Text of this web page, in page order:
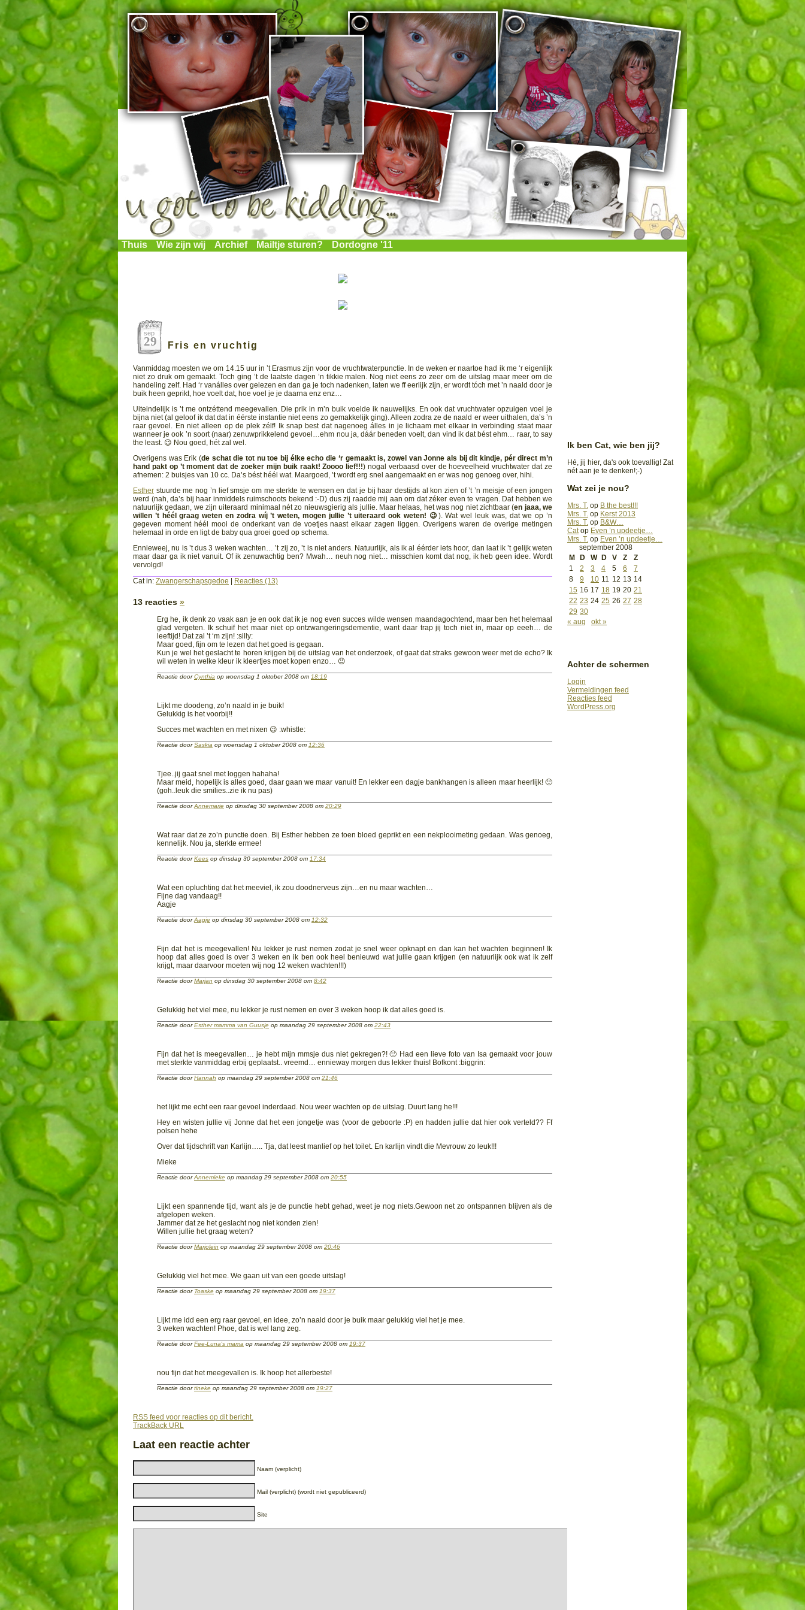
Thuis Wie zijn wij Archief Mailtje sturen? Dordogne '11
sep
29 Fris en vruchtig
Vanmiddag moesten we om 14.15 uur in ’t Erasmus zijn voor de vruchtwaterpunctie. In de weken er naartoe had ik me ‘r eigenlijk
niet zo druk om gemaakt. Toch ging ’t de laatste dagen ’n tikkie malen. Nog niet eens zo zeer om de uitslag maar meer om de
handeling zelf. Had ‘r vanálles over gelezen en dan ga je toch nadenken, laten we ff eerlijk zijn, er wordt tóch met ’n naald door je
buik heen geprikt, hoe voelt dat, hoe voel je je daarna enz enz…
Uiteindelijk is ’t me ontzéttend meegevallen. Die prik in m’n buik voelde ik nauwelijks. En ook dat vruchtwater opzuigen voel je
bijna niet (al geloof ik dat dat in éérste instantie niet eens zo gemakkelijk ging). Alleen zodra ze de naald er weer uithalen, da’s ’n
raar gevoel. En niet alleen op de plek zélf! Ik snap best dat nagenoeg álles in je lichaam met elkaar in verbinding staat maar
wanneer je ook ’n soort (naar) zenuwprikkelend gevoel…ehm nou ja, dáár beneden voelt, dan vind ik dat bést ehm… raar, to say
the least. 😉 Nou goed, hét zal wel.
Overigens was Erik (de schat die tot nu toe bij élke echo die ‘r gemaakt is, zowel van Jonne als bij dit kindje, pér direct m’n
hand pakt op ’t moment dat de zoeker mijn buik raakt! Zoooo lief!!!) nogal verbaasd over de hoeveelheid vruchtwater dat ze
afnemen: 2 buisjes van 10 cc. Da’s bést héél wat. Maargoed, ’t wordt erg snel aangemaakt en er was nog genoeg over, hihi.
Esther stuurde me nog ’n lief smsje om me sterkte te wensen en dat je bij haar destijds al kon zien of ’t ’n meisje of een jongen
werd (nah, da’s bij haar inmiddels ruimschoots bekend :-D) dus zij raadde mij aan om dat zéker even te vragen. Dat hebben we
natuurlijk gedaan, we zijn uiteraard minimaal nét zo nieuwsgierig als jullie. Maar helaas, het was nog niet zichtbaar (en jaaa, we
willen ’t héél graag weten en zodra wíj ’t weten, mogen jullie ’t uiteraard ook weten! 😉 ). Wat wel leuk was, dat we op ’n
gegeven moment héél mooi de onderkant van de voetjes naast elkaar zagen liggen. Overigens waren de overige metingen
helemaal in orde en ligt de baby qua groei goed op schema.
Ennieweej, nu is ’t dus 3 weken wachten… ’t zij zo, ’t is niet anders. Natuurlijk, als ik al éérder iets hoor, dan laat ik ’t gelijk weten
maar daar ga ik niet vanuit. Of ik zenuwachtig ben? Mwah… neuh nog niet… misschien komt dat nog, ik heb geen idee. Wordt
vervolgd!
Cat in: Zwangerschapsgedoe Reacties (13)
13 reacties »
Erg he, ik denk zo vaak aan je en ook dat ik je nog even succes wilde wensen maandagochtend, maar ben het helemaal
glad vergeten. Ik schuif het maar niet op ontzwangeringsdementie, want daar trap jij toch niet in, maar op eeeh… de
leeftijd! Dat zal ’t ‘m zijn! :silly:
Maar goed, fijn om te lezen dat het goed is gegaan.
Kun je wel het geslacht te horen krijgen bij de uitslag van het onderzoek, of gaat dat straks gewoon weer met de echo? Ik
wil weten in welke kleur ik kleertjes moet kopen enzo… 😉
Reactie doorCynthia op woensdag 1 oktober 2008 om 18:19
Lijkt me doodeng, zo’n naald in je buik!
Gelukkig is het voorbij!!
Succes met wachten en met nixen 😉 :whistle:
Reactie doorSaskia op woensdag 1 oktober 2008 om 12:36
Tjee..jij gaat snel met loggen hahaha!
Maar meid, hopelijk is alles goed, daar gaan we maar vanuit! En lekker een dagje bankhangen is alleen maar heerlijk! 🙂
(goh..leuk die smilies..zie ik nu pas)
Reactie doorAnnemarie op dinsdag 30 september 2008 om 20:29
Wat raar dat ze zo’n punctie doen. Bij Esther hebben ze toen bloed geprikt en een nekplooimeting gedaan. Was genoeg,
kennelijk. Nou ja, sterkte ermee!
Reactie doorKees op dinsdag 30 september 2008 om 17:34
Wat een opluchting dat het meeviel, ik zou doodnerveus zijn…en nu maar wachten…
Fijne dag vandaag!!
Aagje
Reactie doorAagje op dinsdag 30 september 2008 om 12:32
Fijn dat het is meegevallen! Nu lekker je rust nemen zodat je snel weer opknapt en dan kan het wachten beginnen! Ik
hoop dat alles goed is over 3 weken en ik ben ook heel benieuwd wat jullie gaan krijgen (en natuurlijk ook wat ik zelf
krijgt, maar daarvoor moeten wij nog 12 weken wachten!!!)
Reactie doorMarjan op dinsdag 30 september 2008 om 8:42
Gelukkig het viel mee, nu lekker je rust nemen en over 3 weken hoop ik dat alles goed is.
Reactie doorEsther mamma van Guusje op maandag 29 september 2008 om 22:43
Fijn dat het is meegevallen… je hebt mijn mmsje dus niet gekregen?! 🙁 Had een lieve foto van Isa gemaakt voor jouw
met sterkte vanmiddag erbij geplaatst.. vreemd… ennieway morgen dus lekker thuis! Bofkont :biggrin:
Reactie doorHannah op maandag 29 september 2008 om 21:46
het lijkt me echt een raar gevoel inderdaad. Nou weer wachten op de uitslag. Duurt lang he!!!
Hey en wisten jullie vij Jonne dat het een jongetje was (voor de geboorte :P) en hadden jullie dat hier ook verteld?? Ff
polsen hehe
Over dat tijdschrift van Karlijn….. Tja, dat leest manlief op het toilet. En karlijn vindt die Mevrouw zo leuk!!!
Mieke
Reactie doorAnnemieke op maandag 29 september 2008 om 20:55
Lijkt een spannende tijd, want als je de punctie hebt gehad, weet je nog niets.Gewoon net zo ontspannen blijven als de
afgelopen weken.
Jammer dat ze het geslacht nog niet konden zien!
Willen jullie het graag weten?
Reactie doorMarjolein op maandag 29 september 2008 om 20:46
Gelukkig viel het mee. We gaan uit van een goede uitslag!
Reactie door Toaske op maandag 29 september 2008 om 19:37
Lijkt me idd een erg raar gevoel, en idee, zo’n naald door je buik maar gelukkig viel het je mee.
3 weken wachten! Phoe, dat is wel lang zeg.
Reactie doorFee-Luna's mama op maandag 29 september 2008 om 19:37
nou fijn dat het meegevallen is. Ik hoop het allerbeste!
Reactie doortineke op maandag 29 september 2008 om 19:27
RSS feed voor reacties op dit bericht.
TrackBack URL
Laat een reactie achter
Naam (verplicht)
Mail (verplicht) (wordt niet gepubliceerd)
Site
Ik ben Cat, wie ben jij?
Hé, jij hier, da's ook toevallig! Zat
nét aan je te denken!;-)
Wat zei je nou?
Mrs. T. op B the best!!!
Mrs. T. op Kerst 2013
Mrs. T. op B&W…
Catop Even ’n updeetje…
Mrs. T. op Even ’n updeetje…
september 2008
M
D W D V Z
Z
1
2 3 4 5 6
7
8
9 10 11 12 13 14
15 16 17 18 19 20 21
22 23 24 25 26 27 28
29 30
« aug
okt »
Achter de schermen
Login
Vermeldingen feed
Reacties feed
WordPress.org